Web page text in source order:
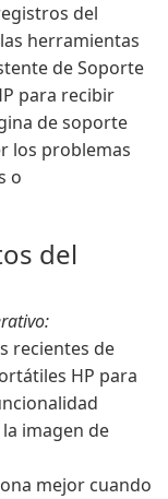
del
herramientas
de Soporte
para recibir
de soporte
los problemas
o
del
recientes de
HP para
imagen de
mejor cuando